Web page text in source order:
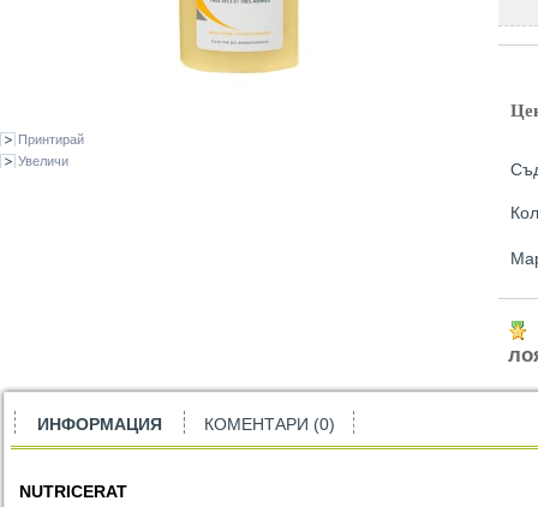
Принтирай
Увеличи
ИНФОРМАЦИЯ КОМЕНТАРИ (0)
NUTRICERAT